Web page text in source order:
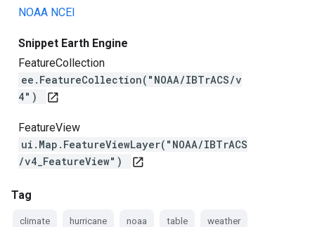
NOAA NCEI
Snippet Earth Engine
FeatureCollection
ee.FeatureCollection("NOAA/IBTrACS/v
4")
open_in_new
FeatureView
ui.Map.FeatureViewLayer("NOAA/IBTrACS
/v4_FeatureView")
open_in_new
Tag
climate hurricane noaa table weather